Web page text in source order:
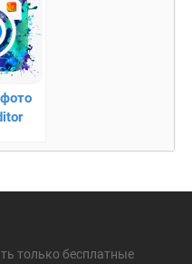
только бесплатные